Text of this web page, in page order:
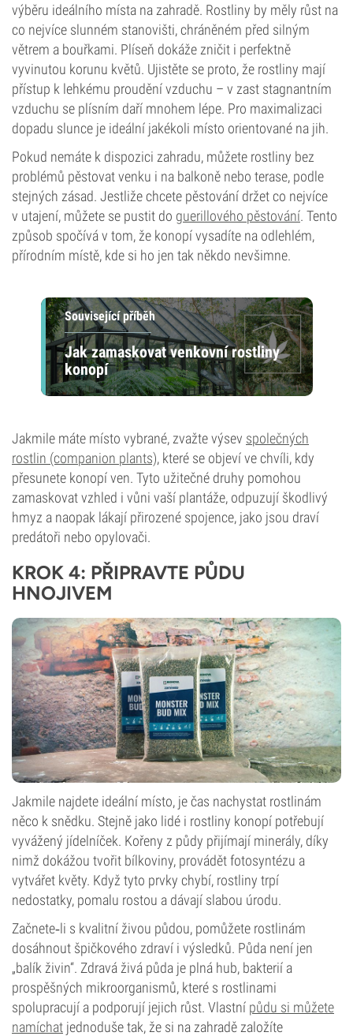
výběru ideálního místa na zahradě. Rostliny by měly růst na
co nejvíce slunném stanovišti, chráněném před silným
větrem a bouřkami. Plíseň dokáže zničit i perfektně
vyvinutou korunu květů. Ujistěte se proto, že rostliny mají
přístup k lehkému proudění vzduchu – v zast stagnantním
vzduchu se plísním daří mnohem lépe. Pro maximalizaci
dopadu slunce je ideální jakékoli místo orientované na jih.
Pokud nemáte k dispozici zahradu, můžete rostliny bez
problémů pěstovat venku i na balkoně nebo terase, podle
stejných zásad. Jestliže chcete pěstování držet co nejvíce
v utajení, můžete se pustit do guerillového pěstování. Tento
způsob spočívá v tom, že konopí vysadíte na odlehlém,
přírodním místě, kde si ho jen tak někdo nevšimne.
Související příběh
Jak zamaskovat venkovní rostliny
konopí
Jakmile máte místo vybrané, zvažte výsev společných
rostlin (companion plants), které se objeví ve chvíli, kdy
přesunete konopí ven. Tyto užitečné druhy pomohou
zamaskovat vzhled i vůni vaší plantáže, odpuzují škodlivý
hmyz a naopak lákají přirozené spojence, jako jsou draví
predátoři nebo opylovači.
KROK 4: PŘIPRAVTE PŮDU
HNOJIVEM
Jakmile najdete ideální místo, je čas nachystat rostlinám
něco k snědku. Stejně jako lidé i rostliny konopí potřebují
vyvážený jídelníček. Kořeny z půdy přijímají minerály, díky
nimž dokážou tvořit bílkoviny, provádět fotosyntézu a
vytvářet květy. Když tyto prvky chybí, rostliny trpí
nedostatky, pomalu rostou a dávají slabou úrodu.
Začnete‑li s kvalitní živou půdou, pomůžete rostlinám
dosáhnout špičkového zdraví i výsledků. Půda není jen
„balík živin“. Zdravá živá půda je plná hub, bakterií a
prospěšných mikroorganismů, které s rostlinami
spolupracují a podporují jejich růst. Vlastní půdu si můžete
namíchat jednoduše tak, že si na zahradě založíte